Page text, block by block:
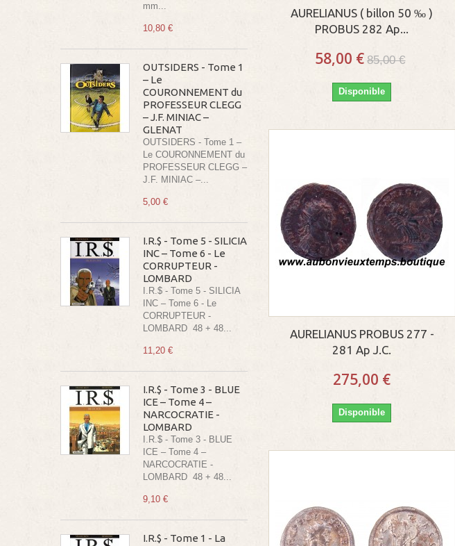
mm...
10,80 €
OUTSIDERS - Tome 1
– Le
COURONNEMENT du
PROFESSEUR CLEGG
– J.F. MINIAC –
GLENAT
OUTSIDERS - Tome 1 –
Le COURONNEMENT du
PROFESSEUR CLEGG –
J.F. MINIAC –...
5,00 €
I.R.$ - Tome 5 - SILICIA
INC – Tome 6 - Le
CORRUPTEUR -
LOMBARD
I.R.$ - Tome 5 - SILICIA
INC – Tome 6 - Le
CORRUPTEUR -
LOMBARD 48 + 48...
11,20 €
I.R.$ - Tome 3 - BLUE
ICE – Tome 4 –
NARCOCRATIE -
LOMBARD
I.R.$ - Tome 3 - BLUE
ICE – Tome 4 –
NARCOCRATIE -
LOMBARD 48 + 48...
9,10 €
I.R.$ - Tome 1 - La
AURELIANUS ( billon 50 ‰ )
PROBUS 282 Ap...
58,00 € 85,00 €
Disponible
AURELIANUS PROBUS 277 -
281 Ap J.C.
275,00 €
Disponible